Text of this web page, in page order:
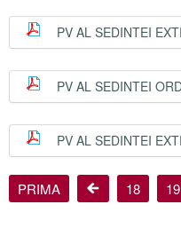
PV AL SEDINTEI
PV AL SEDINTEI
PV AL SEDINTEI
PRIMA 18 19